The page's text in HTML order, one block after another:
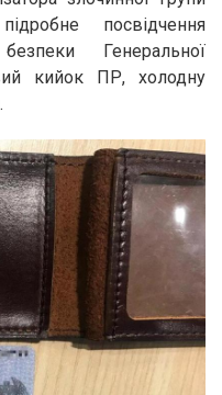
посвідчення
Генеральної
кийок ПР, холодну